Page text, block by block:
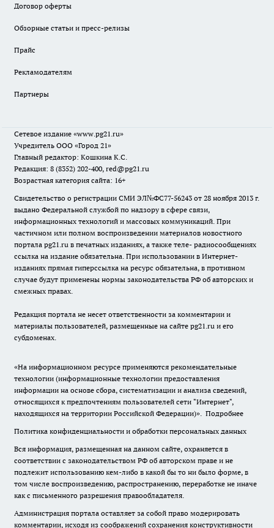
Договор оферты
Обзорные статьи и пресс-релизы
Прайс
Рекламодателям
Партнеры
Сетевое издание «www.pg21.ru»
Учредитель ООО «Город 21»
Главный редактор: Кошкина К.С.
Редакция: 8 (8352) 202-400, red@pg21.ru
Возрастная категория сайта: 16+
Свидетельство о регистрации СМИ ЭЛ№ФС77-56243 от 28 ноября 2013 г.
выдано Федеральной службой по надзору в сфере связи,
информационных технологий и массовых коммуникаций. При
частичном или полном воспроизведении материалов новостного
портала pg21.ru в печатных изданиях, а также теле- радиосообщениях
ссылка на издание обязательна. При использовании в Интернет-
изданиях прямая гиперссылка на ресурс обязательна, в противном
случае будут применены нормы законодательства РФ об авторских и
смежных правах.
Редакция портала не несет ответственности за комментарии и
материалы пользователей, размещенные на сайте pg21.ru и его
субдоменах.
«На информационном ресурсе применяются рекомендательные
технологии (информационные технологии предоставления
информации на основе сбора, систематизации и анализа сведений,
относящихся к предпочтениям пользователей сети "Интернет",
находящихся на территории Российской Федерации)». Подробнее
Политика конфиденциальности и обработки персональных данных
Вся информация, размещенная на данном сайте, охраняется в
соответствии с законодательством РФ об авторском праве и не
подлежит использованию кем-либо в какой бы то ни было форме, в
том числе воспроизведению, распространению, переработке не иначе
как с письменного разрешения правообладателя.
Администрация портала оставляет за собой право модерировать
комментарии, исходя из соображений сохранения конструктивности